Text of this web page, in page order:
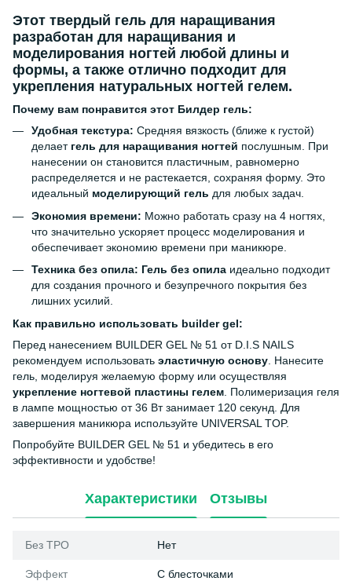
Этот твердый гель для наращивания
разработан для наращивания и
моделирования ногтей любой длины и
формы, а также отлично подходит для
укрепления натуральных ногтей гелем.
Почему вам понравится этот Билдер гель:
Удобная текстура: Средняя вязкость (ближе к густой)
делает гель для наращивания ногтей послушным. При
нанесении он становится пластичным, равномерно
распределяется и не растекается, сохраняя форму. Это
идеальный моделирующий гель для любых задач.
Экономия времени: Можно работать сразу на 4 ногтях,
что значительно ускоряет процесс моделирования и
обеспечивает экономию времени при маникюре.
Техника без опила: Гель без опила идеально подходит
для создания прочного и безупречного покрытия без
лишних усилий.
Как правильно использовать builder gel:
Перед нанесением BUILDER GEL № 51 от D.I.S NAILS
рекомендуем использовать эластичную основу . Нанесите
гель, моделируя желаемую форму или осуществляя
укрепление ногтевой пластины гелем . Полимеризация геля
в лампе мощностью от 36 Вт занимает 120 секунд. Для
завершения маникюра используйте UNIVERSAL TOP.
Попробуйте BUILDER GEL № 51 и убедитесь в его
эффективности и удобстве!
Характеристики Отзывы
Без ТРО Нет
Эффект С блесточками